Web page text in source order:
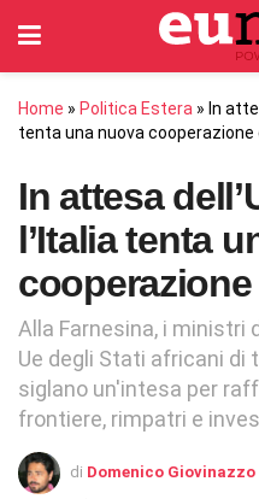
Home » Politica Estera » In
tenta una nuova cooperazione
In attesa
l’Italia tenta
cooperazione
Alla Farnesina, i ministri
Ue degli Stati africani
siglano un'intesa per
frontiere, rimpatri e
di Domenico Giovinazzo